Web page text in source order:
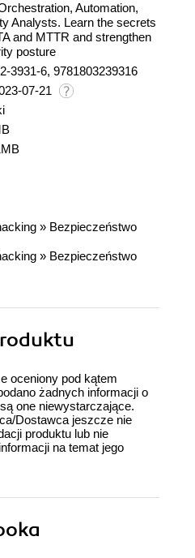
Automation,
Analysts. Learn the secrets
and MTTR and strengthen
posture
3931-6, 9781803239316
07-21
» Bezpieczeństwo
» Bezpieczeństwo
oceniony pod kątem
żadnych informacji o
one niewystarczające.
Dostawca jeszcze nie
produktu lub nie
na temat jego